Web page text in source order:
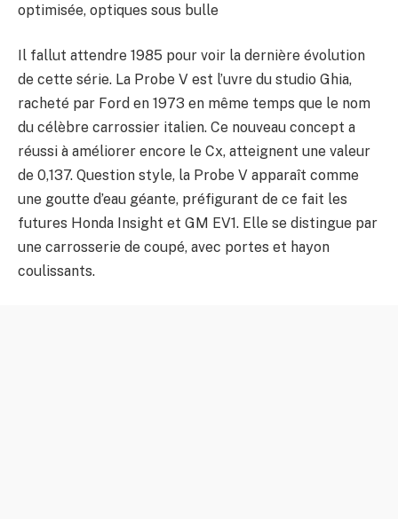
optimisée, optiques sous bulle
Il fallut attendre 1985 pour voir la dernière évolution
de cette série. La Probe V est l’uvre du studio Ghia,
racheté par Ford en 1973 en même temps que le nom
du célèbre carrossier italien. Ce nouveau concept a
réussi à améliorer encore le Cx, atteignent une valeur
de 0,137. Question style, la Probe V apparaît comme
une goutte d’eau géante, préfigurant de ce fait les
futures Honda Insight et GM EV1. Elle se distingue par
une carrosserie de coupé, avec portes et hayon
coulissants.